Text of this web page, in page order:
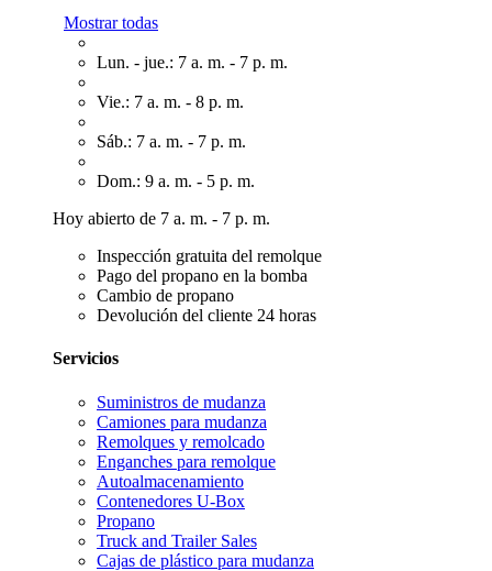
Mostrar todas
Lun. - jue.: 7 a. m. - 7 p. m.
Vie.: 7 a. m. - 8 p. m.
Sáb.: 7 a. m. - 7 p. m.
Dom.: 9 a. m. - 5 p. m.
Hoy abierto de 7 a. m. - 7 p. m.
Inspección gratuita del remolque
Pago del propano en la bomba
Cambio de propano
Devolución del cliente 24 horas
Servicios
Suministros de mudanza
Camiones para mudanza
Remolques y remolcado
Enganches para remolque
Autoalmacenamiento
Contenedores U-Box
Propano
Truck and Trailer Sales
Cajas de plástico para mudanza